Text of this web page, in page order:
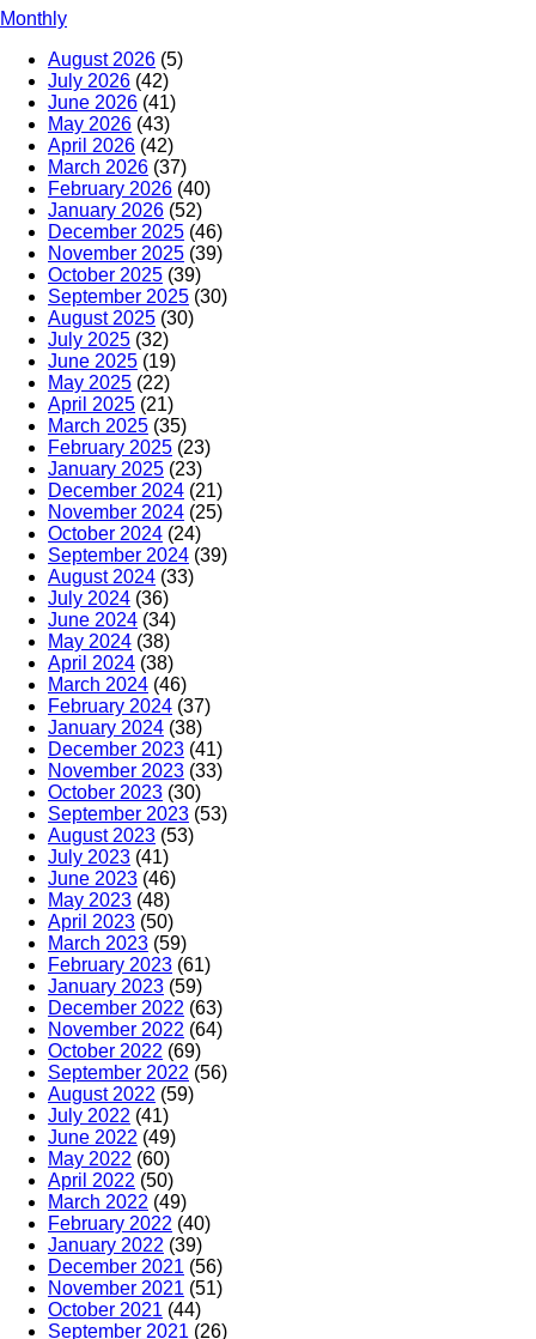
Monthly
August 2026 (5)
July 2026 (42)
June 2026 (41)
May 2026 (43)
April 2026 (42)
March 2026 (37)
February 2026 (40)
January 2026 (52)
December 2025 (46)
November 2025 (39)
October 2025 (39)
September 2025 (30)
August 2025 (30)
July 2025 (32)
June 2025 (19)
May 2025 (22)
April 2025 (21)
March 2025 (35)
February 2025 (23)
January 2025 (23)
December 2024 (21)
November 2024 (25)
October 2024 (24)
September 2024 (39)
August 2024 (33)
July 2024 (36)
June 2024 (34)
May 2024 (38)
April 2024 (38)
March 2024 (46)
February 2024 (37)
January 2024 (38)
December 2023 (41)
November 2023 (33)
October 2023 (30)
September 2023 (53)
August 2023 (53)
July 2023 (41)
June 2023 (46)
May 2023 (48)
April 2023 (50)
March 2023 (59)
February 2023 (61)
January 2023 (59)
December 2022 (63)
November 2022 (64)
October 2022 (69)
September 2022 (56)
August 2022 (59)
July 2022 (41)
June 2022 (49)
May 2022 (60)
April 2022 (50)
March 2022 (49)
February 2022 (40)
January 2022 (39)
December 2021 (56)
November 2021 (51)
October 2021 (44)
September 2021 (26)